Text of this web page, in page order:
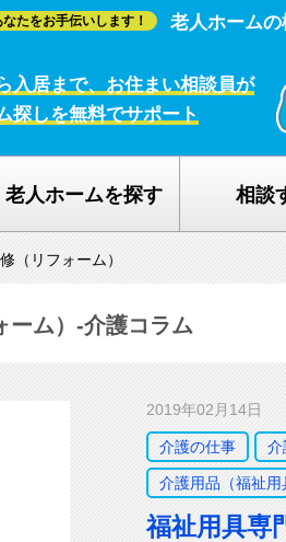
たをお手伝いします！ 老人ホーム
入居まで、お住まい相談員が
探しを無料でサポート
老人ホームを探す 相談
（リフォーム）
ーム）-介護コラム
2019年02月14日
介護の仕事 介
介護用品（福祉用
福祉用具専